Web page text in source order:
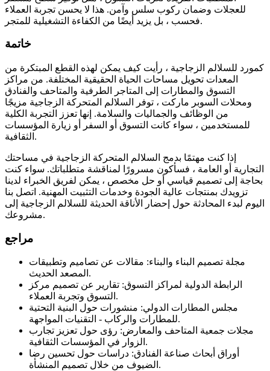
للعجلات وضمان ركوب سلس وآمن. هذا لا يحسن تجربة العملاء
فحسب ، بل يزيد أيضًا من الكفاءة التشغيلية للمتجر.
خاتمة
كمورد للسلالم الزجاجية ، رأيت كيف يمكن لهذه القطع المبتكرة من
المعدات تحويل مساحات الحياة الحقيقية المختلفة. من مراكز
التسوق والمطارات إلى المتاجر الطرفية والمتاحف والفنادق
ومحلات السوبر ماركت ، توفر السلالم المتحركة الزجاجية مزيجًا
من الوظائف والجماليات والسلامة. إنها تعزز التجربة الكلية
للمستخدمين ، سواء كانت التسوق أو السفر أو زيارة المؤسسات
الثقافية.
إذا كنت مهتمًا بدمج السلالم المتحركة الزجاجية في مساحتك
التجارية أو العامة ، فسأكون مسرورًا لمناقشة متطلباتك. سواء كنت
بحاجة إلى تصميم قياسي أو حل مخصص ، يمكن لفريق الخبراء لدينا
تزويدك بمنتجات عالية الجودة وخدمات التثبيت المهنية. اتصل بنا
اليوم لبدء المحادثة حول إحضار الأناقة الحديثة للسلالم الزجاجية إلى
مشروعك.
مراجع
مجلة تصميم البناء والبناء: مقالات عن تصاميم وتطبيقات
المصعد الحديث.
الرابطة الدولية لمراكز التسوق: تقارير عن تصميم مركز
التسوق وتجربة العملاء.
مجلس المطارات الدولي: منشورات حول البنية التحتية
للمطارات والركاب - التقنيات المواجهة.
مجلات جمعية المتاحف والمعارض: رؤى حول تعزيز تجارب
الزوار في المؤسسات الثقافية.
أوراق أبحاث صناعة الفنادق: دراسات حول تحسين رضا
الضيوف من خلال تصميم المنشأة.